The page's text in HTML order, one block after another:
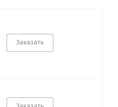
Заказать